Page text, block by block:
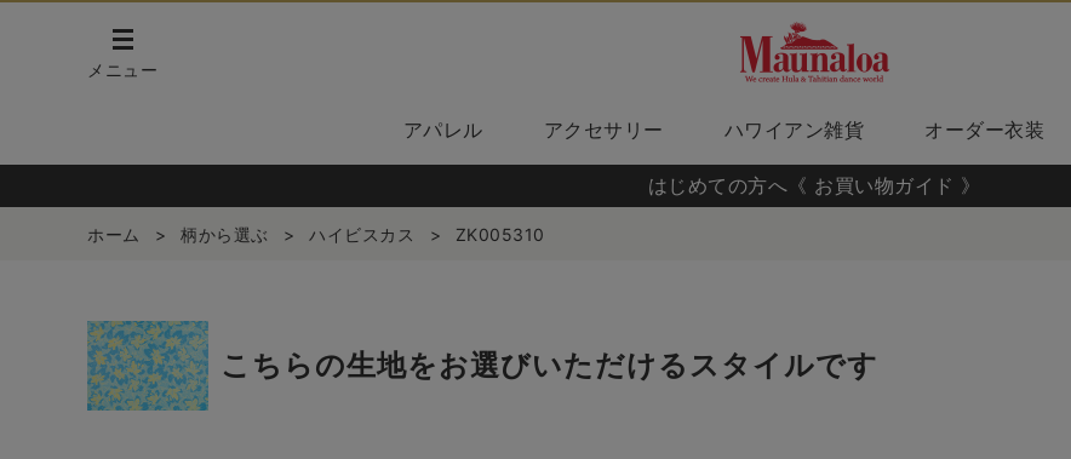
メニュー
アパレル アクセサリー ハワイアン雑貨 オーダー衣装
はじめての方へ《 お買い物ガイド 》
ホーム > 柄から選ぶ > ハイビスカス > ZK005310
こちらの生地をお選びいただけるスタイルです